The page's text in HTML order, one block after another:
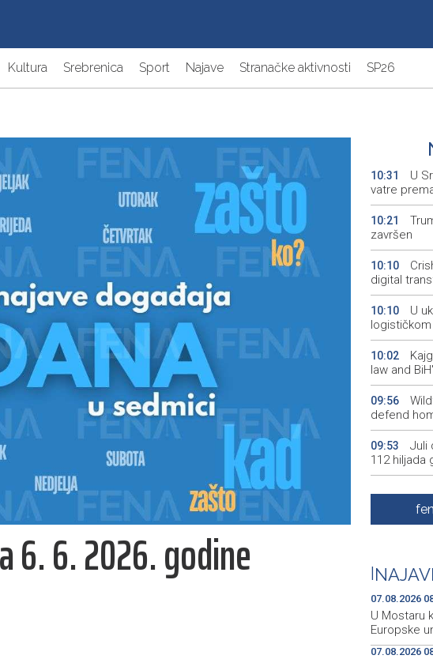
Kultura Srebrenica Sport Najave Stranačke aktivnosti SP26
6. 6. 2026. godine
10:31
U
vatre
10:21
završen
10:10
digital
10:10
U
10:02
law and
09:56
defend
09:53
Juli
112 hiljada
Halle nisu
09:32
Hrvatsku
07.08.2026
U Mostaru
Europske
07.08.2026